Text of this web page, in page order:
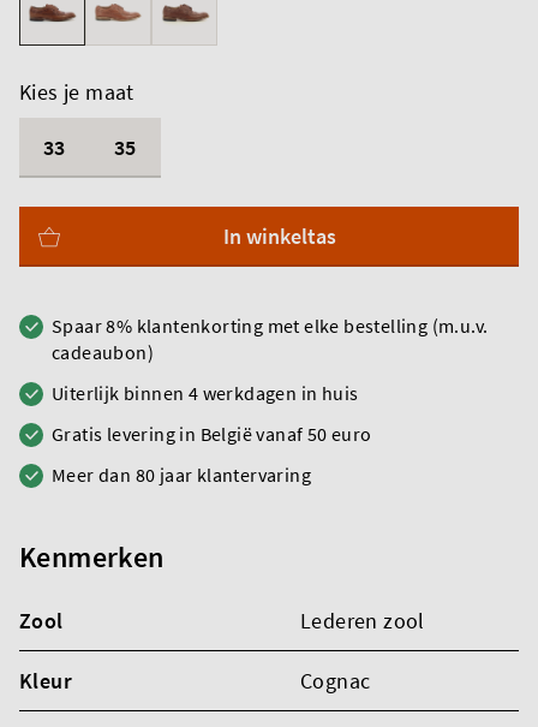
Kies je maat
33
35
In winkeltas
Spaar 8% klantenkorting met elke bestelling (m.u.v.
cadeaubon)
Uiterlijk binnen 4 werkdagen in huis
Gratis levering in België vanaf 50 euro
Meer dan 80 jaar klantervaring
Kenmerken
Zool Lederen zool
Kleur Cognac